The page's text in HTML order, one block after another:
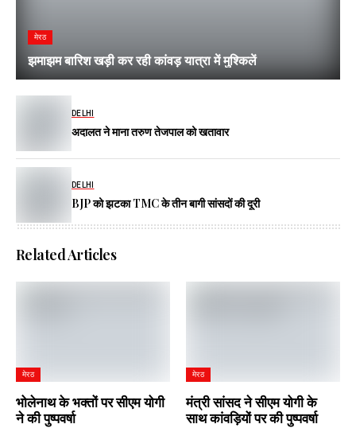
मेरठ
झमाझम बारिश खड़ी कर रही कांवड़ यात्रा में मुश्किलें
DELHI
अदालत ने माना तरुण तेजपाल को खतावार
DELHI
BJP को झटका TMC के तीन बागी सांसदों की दूरी
Related Articles
मेरठ
भोलेनाथ के भक्तों पर सीएम योगी
ने की पुष्पवर्षा
मेरठ
मंत्री सांसद ने सीएम योगी के
साथ कांवड़ियों पर की पुष्पवर्षा